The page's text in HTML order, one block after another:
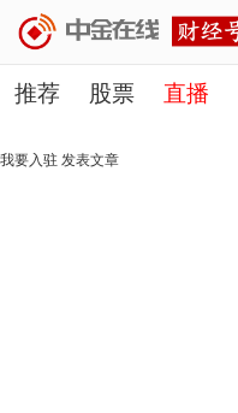
推荐 股票 直播
理财 行业
我要入驻 发表文章